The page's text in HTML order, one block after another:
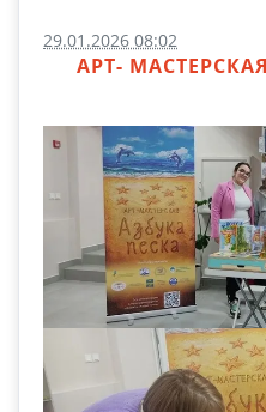
29.01.2026 08:02
АРТ-